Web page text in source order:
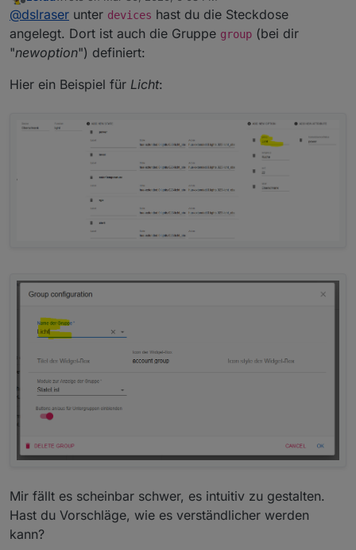
habe es jetzt mal geschafft eine Steckdose an zu
legen, wie weiß ich nicht mehr.
Gruppen Namen kann ich nicht ändern / anlegen. Im
Moment sehe ich den Status der Steckdose, aber
Lässt sich nicht ändern...
true und false wird angezeigt (ganz rechts in der
Offline last edited by
@dslraser unter devices hast du die Steckdose
angelegt. Dort ist auch die Gruppe group (bei dir
"newoption") definiert:
Hier ein Beispiel für Licht:
Mir fällt es scheinbar schwer, es intuitiv zu gestalten.
Hast du Vorschläge, wie es verständlicher werden
kann?